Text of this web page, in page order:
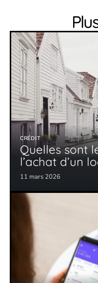
CRÉDIT
Quelles sont
l’achat d’un
11 mars 2026